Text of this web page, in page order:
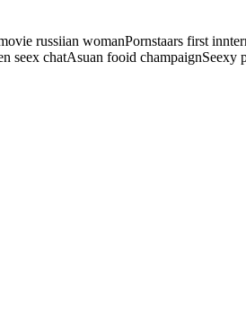
russiian womanPornstaars first
chatAsuan fooid champaignSeexy